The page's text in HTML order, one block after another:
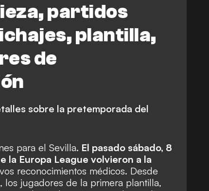
partidos
plantilla,
de
sobre la pretemporada del
para el Sevilla. El pasado sábado, 8
la Europa League volvieron a la
reconocimientos médicos. Desde
los jugadores de la primera plantilla,